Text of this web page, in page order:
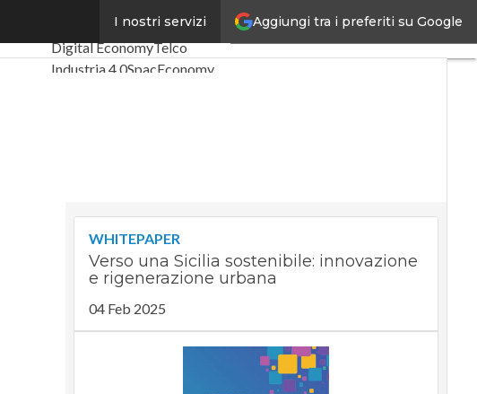
Aggiungi tra i preferiti su Google
I nostri servizi
Ultimi articoli
Digital EconomyTelco
Industria 4.0SpacEconomy
WHITEPAPER
Verso una Sicilia sostenibile: innovazione
e rigenerazione urbana
04 Feb 2025